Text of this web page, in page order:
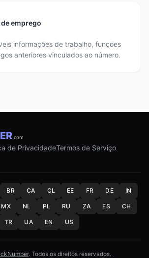
emprego
informações de trabalho, funções
anteriores vinculados ao número.
.com
de PrivacidadeTermos de Serviço
BR CA CL EE FR DE IN
MX NL PL RU ZA ES CH
TR UA EN US
. Todos os direitos reservados.